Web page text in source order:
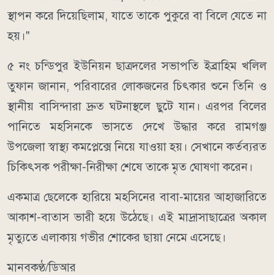
স্থাপন করে দিয়েছিলাম, যাতে তাকে পুকুরে বা বিলে যেতে না
হয়।"
৫ নং চন্ডিপুর ইউনিয়ন ছাত্রদলের সভাপতি ইব্রাহিম খলিল
তুফান জানান, পরিবারের লোকজনের চিৎকার শুনে তিনি ও
স্থানীয় বাসিন্দারা দ্রুত ঘটনাস্থলে ছুটে যান। এরপর বিলের
পানিতে মহসিনকে ভাসতে দেখে উদ্ধার করে রামগঞ্জ
উপজেলা স্বাস্থ্য কমপ্লেক্সে নিয়ে যাওয়া হয়। সেখানে কর্তব্যরত
চিকিৎসক পরীক্ষা-নিরীক্ষা শেষে তাকে মৃত ঘোষণা করেন।
একমাত্র ছেলেকে হারিয়ে মহসিনের বাবা-মায়ের আহাজারিতে
আকাশ-বাতাস ভারী হয়ে উঠেছে। এই মাদ্রাসাছাত্রের অকাল
মৃত্যুতে এলাকায় গভীর শোকের ছায়া নেমে এসেছে।
মানবকণ্ঠ/ডিআর